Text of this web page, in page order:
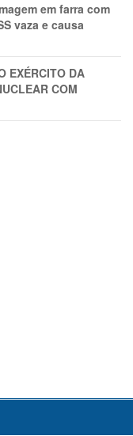
em farra com
vaza e causa
EXÉRCITO DA
COM